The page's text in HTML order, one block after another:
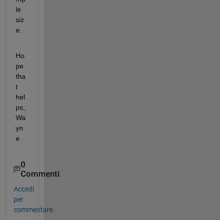
le
siz
e.
Ho
pe
tha
t
hel
ps,
Wa
yn
e
0
Commenti
Accedi
per
commentare.